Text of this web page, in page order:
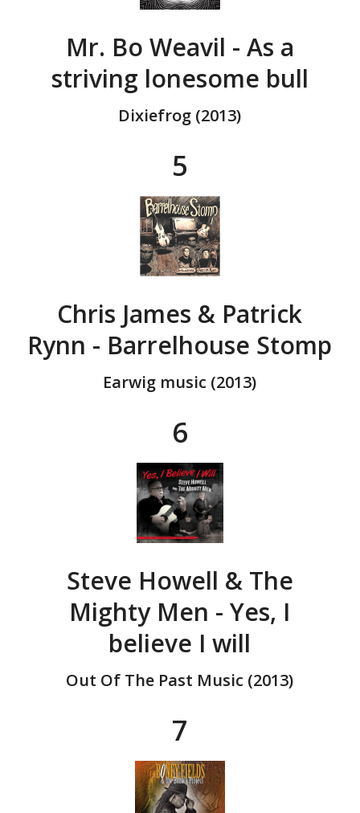
Mr. Bo Weavil - As a
striving lonesome bull
Dixiefrog (2013)
5
Chris James & Patrick
Rynn - Barrelhouse Stomp
Earwig music (2013)
6
Steve Howell & The
Mighty Men - Yes, I
believe I will
Out Of The Past Music (2013)
7